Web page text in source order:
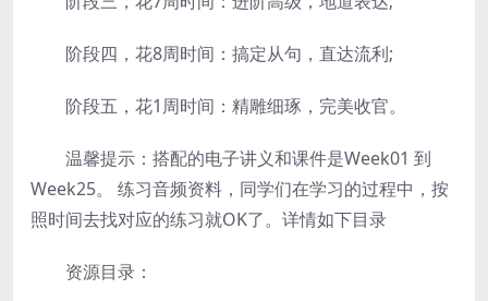
阶段四，花8周时间：搞定从句，直达流利;
阶段五，花1周时间：精雕细琢，完美收官。
温馨提示：搭配的电子讲义和课件是Week01 到
Week25。 练习音频资料，同学们在学习的过程中，按
照时间去找对应的练习就OK了。详情如下目录
资源目录：